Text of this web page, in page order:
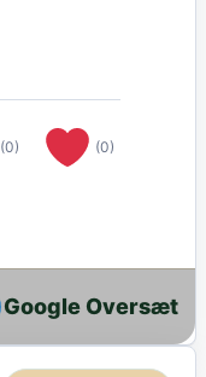
(0) (0)
Google Oversæt